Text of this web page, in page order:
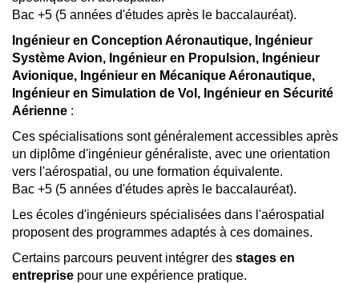
Bac +5 (5 années d'études après le baccalauréat).
Ingénieur en Conception Aéronautique, Ingénieur
Système Avion, Ingénieur en Propulsion, Ingénieur
Avionique, Ingénieur en Mécanique Aéronautique,
Ingénieur en Simulation de Vol, Ingénieur en Sécurité
Aérienne :
Ces spécialisations sont généralement accessibles après
un diplôme d'ingénieur généraliste, avec une orientation
vers l'aérospatial, ou une formation équivalente.
Bac +5 (5 années d'études après le baccalauréat).
Les écoles d'ingénieurs spécialisées dans l'aérospatial
proposent des programmes adaptés à ces domaines.
Certains parcours peuvent intégrer des stages en
entreprise pour une expérience pratique.